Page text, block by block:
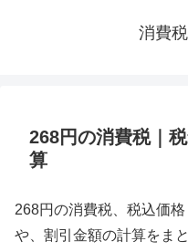
消費
268円の消費税｜
算
268円の消費税、税込価
や、割引金額の計算をま